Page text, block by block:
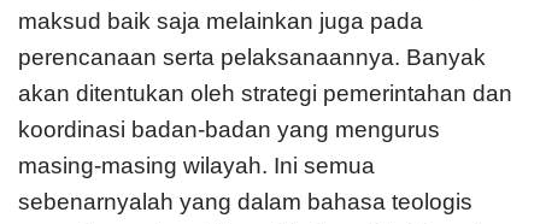
maksud baik saja melainkan juga pada
perencanaan serta pelaksanaannya. Banyak
akan ditentukan oleh strategi pemerintahan dan
koordinasi badan-badan yang mengurus
masing-masing wilayah. Ini semua
sebenarnyalah yang dalam bahasa teologis